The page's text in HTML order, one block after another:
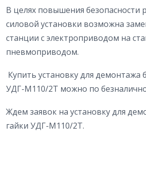
В целях повышения безопасности
силовой установки возможна
станции с электроприводом на
пневмоприводом.
Купить установку для демонтажа
УДГ-М110/2Т можно по
Ждем заявок на установку для
гайки УДГ-М110/2Т.